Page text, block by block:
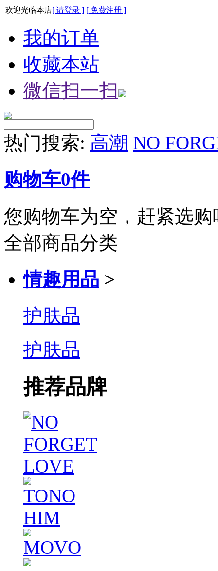
欢迎光临本店[ 请登录 ] [ 免费注册 ]
我的订单
收藏本站
微信扫一扫
热门搜索: 高潮 NO
购物车0件
您购物车为空，赶紧选购
全部商品分类
情趣用品 >
护肤品
护肤品
推荐品牌